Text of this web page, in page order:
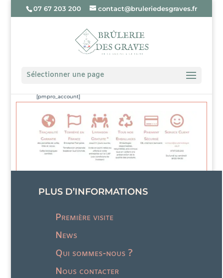
07 67 203 200 contact@bruleriedesgraves.fr
Sélectionner une page
[pmpro_account]
PLUS D’INFORMATIONS
Première visite
News
Qui sommes-nous ?
Nous contacter